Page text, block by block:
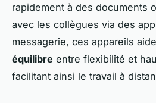
rapidement à des documents
avec les collègues via des
messagerie, ces appareils
équilibre entre flexibilité et
facilitant ainsi le travail à